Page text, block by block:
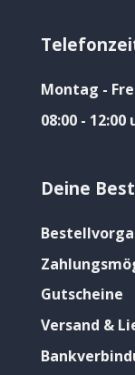
Montag -
08:00 - 12:00
Deine
Gutscheine
Versand &